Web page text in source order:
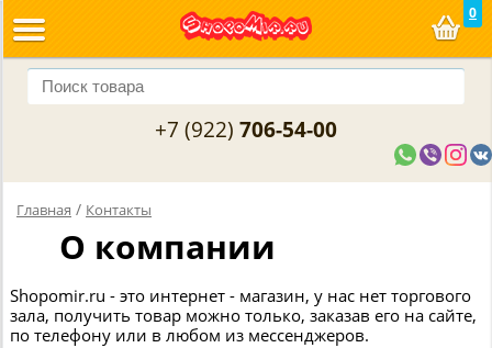
0
+7 (922) 706-54-00
Главная / Контакты
О компании
Shopomir.ru - это интернет - магазин, у нас нет торгового
зала, получить товар можно только, заказав его на сайте,
по телефону или в любом из мессенджеров.